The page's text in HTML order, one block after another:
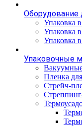
Оборудование
Упаковка
Упаковка
Упаковка
Упаковочные
Пленка
Стрейч-